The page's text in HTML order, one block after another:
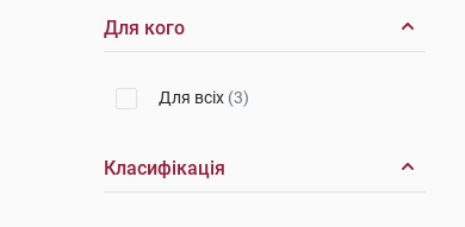
Для кого
Для всіх (3)
Класифікація